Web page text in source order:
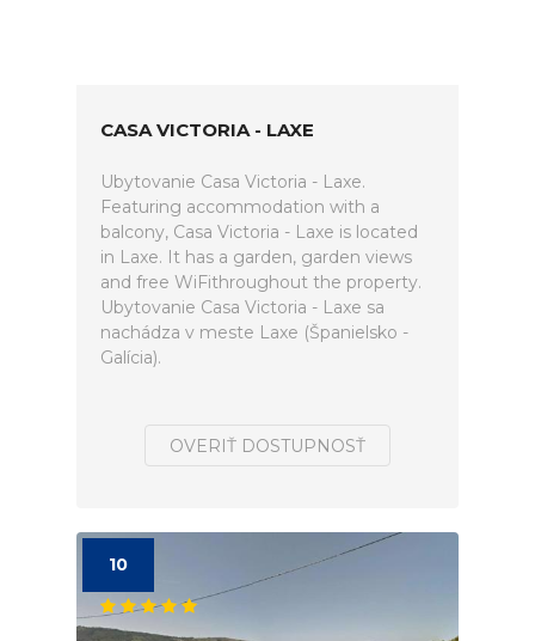
CASA VICTORIA - LAXE
Ubytovanie Casa Victoria - Laxe.
Featuring accommodation with a
balcony, Casa Victoria - Laxe is located
in Laxe. It has a garden, garden views
and free WiFithroughout the property.
Ubytovanie Casa Victoria - Laxe sa
nachádza v meste Laxe (Španielsko -
Galícia).
OVERIŤ DOSTUPNOSŤ
10